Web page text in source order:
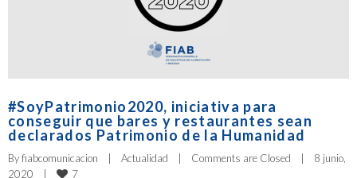
#SoyPatrimonio2020, iniciativa para
conseguir que bares y restaurantes sean
declarados Patrimonio de la Humanidad
By fiabcomunicacion Actualidad Comments are Closed
8 junio,
2020
7